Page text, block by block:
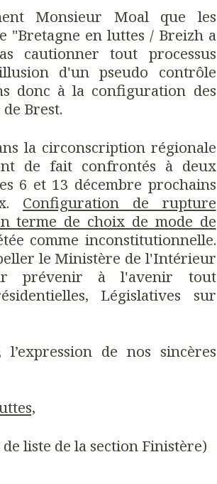
Monsieur Moal que les
"Bretagne en luttes / Breizh a
cautionner tout processus
d'un pseudo contrôle
donc à la configuration des
Brest.
la circonscription régionale
de fait confrontés à deux
6 et 13 décembre prochains
Configuration de rupture
terme de choix de mode de
comme inconstitutionnelle.
le Ministère de l'Intérieur
prévenir à l'avenir tout
Législatives sur
de nos sincères
liste de la section Finistère)